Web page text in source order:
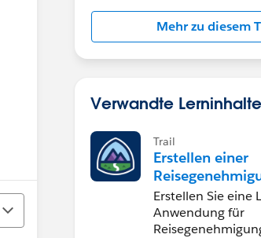
Mehr zu diesem
Verwandte Lerninhalte
Trail
Erstellen einer
nwendung
"Travel Approval"
Erstellen Sie eine
Anwendung für